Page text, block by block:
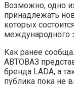
Возможно, одно
принадлежать
которых
международного
Как ранее
АВТОВАЗ
бренда LADA, а
публика пока не